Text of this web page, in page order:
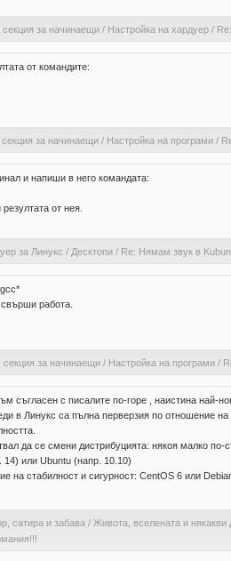
секция за начинаещи/ Настройка на хардуер/
от командите:
секция за начинаещи/ Настройка на програми/
и напиши в него командата:
от нея.
за Линукс / Десктопи/ Re: Нямам звук в
работа.
секция за начинаещи/ Настройка на програми/
съгласен с писалите по-горе , наистина най-
в Линукс са пълна перверзия по отношение на
да се смени дистрибуцията: някоя малко по-
14) или Ubuntu (напр. 10.10)
на стабилност и сигурност: CentOS 6 или
сатира и забава / Живота, вселената и някакви